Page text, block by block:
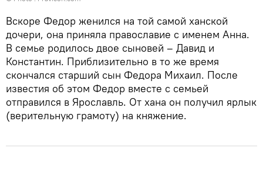
Вскоре Федор женился на той самой ханской
дочери, она приняла православие с именем Анна.
В семье родилось двое сыновей – Давид и
Константин. Приблизительно в то же время
скончался старший сын Федора Михаил. После
известия об этом Федор вместе с семьей
отправился в Ярославль. От хана он получил ярлык
(верительную грамоту) на княжение.